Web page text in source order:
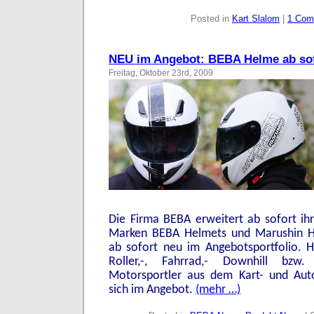
Posted in Kart Slalom 1
NEU im Angebot: BEBA Helme ab
Freitag, Oktober 23rd, 2009
Die Firma BEBA erweitert ab sofort
Marken BEBA Helmets und Marushin
ab sofort neu im Angebotsportfolio.
Roller,-, Fahrrad,- Downhill bzw.
Motorsportler aus dem Kart- und
sich im Angebot. (mehr …)